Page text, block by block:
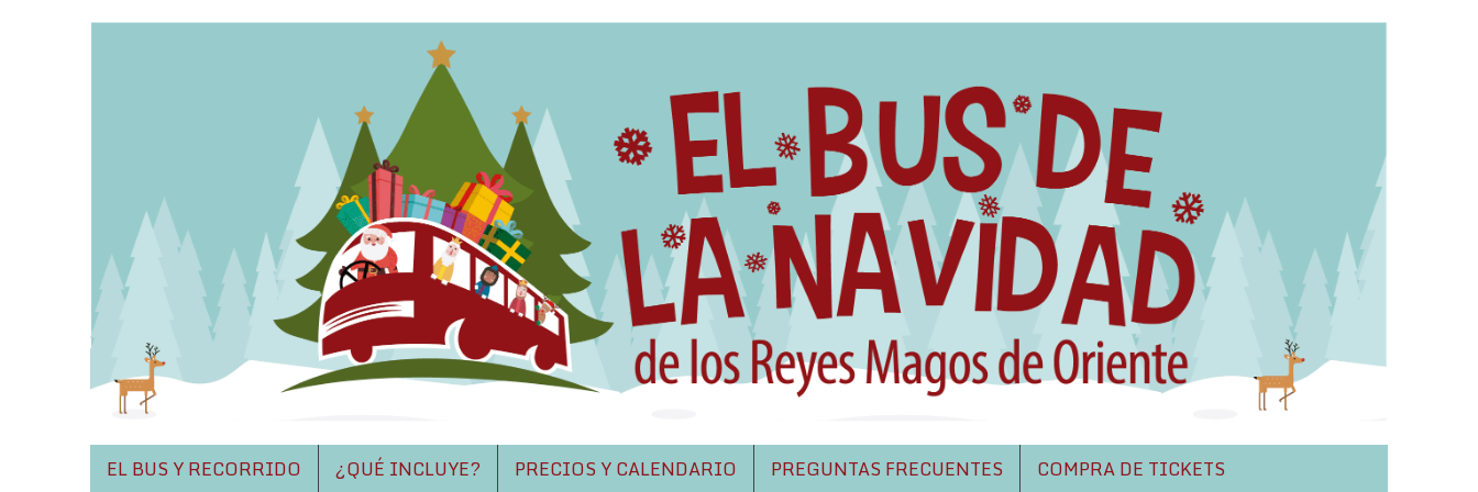
EL BUS Y RECORRIDO ¿QUÉ INCLUYE? PRECIOS Y CALENDARIO PREGUNTAS FRECUENTES COMPRA DE TICKETS